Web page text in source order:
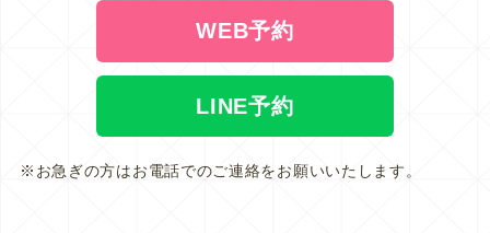
WEB予約
LINE予約
※お急ぎの方はお電話でのご連絡をお願いいたします。